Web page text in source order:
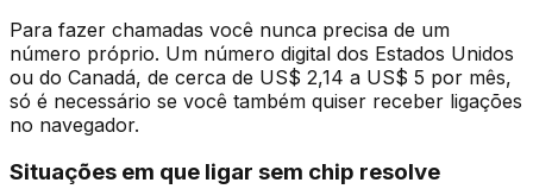
Para fazer chamadas você nunca precisa de um
número próprio. Um número digital dos Estados Unidos
ou do Canadá, de cerca de US$ 2,14 a US$ 5 por mês,
só é necessário se você também quiser receber ligações
no navegador.
Situações em que ligar sem chip resolve